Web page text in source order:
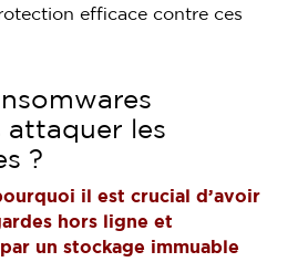
efficace contre ces
attaquer les
?
il est crucial d’avoir
hors ligne et
un stockage immuable